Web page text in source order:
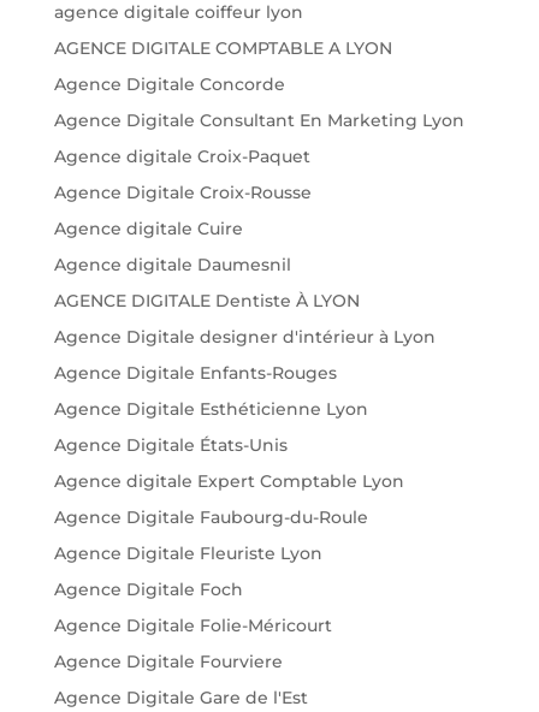
agence digitale coiffeur lyon
AGENCE DIGITALE COMPTABLE A LYON
Agence Digitale Concorde
Agence Digitale Consultant En Marketing Lyon
Agence digitale Croix-Paquet
Agence Digitale Croix-Rousse
Agence digitale Cuire
Agence digitale Daumesnil
AGENCE DIGITALE Dentiste À LYON
Agence Digitale designer d'intérieur à Lyon
Agence Digitale Enfants-Rouges
Agence Digitale Esthéticienne Lyon
Agence Digitale États-Unis
Agence digitale Expert Comptable Lyon
Agence Digitale Faubourg-du-Roule
Agence Digitale Fleuriste Lyon
Agence Digitale Foch
Agence Digitale Folie-Méricourt
Agence Digitale Fourviere
Agence Digitale Gare de l'Est